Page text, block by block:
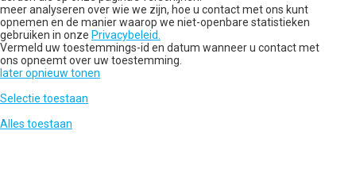
meer analyseren over wie we zijn, hoe u contact met ons kunt
opnemen en de manier waarop we niet-openbare statistieken
gebruiken in onze Privacybeleid.
Vermeld uw toestemmings-id en datum wanneer u contact met
ons opneemt over uw toestemming.
later opnieuw tonen
Selectie toestaan
Alles toestaan